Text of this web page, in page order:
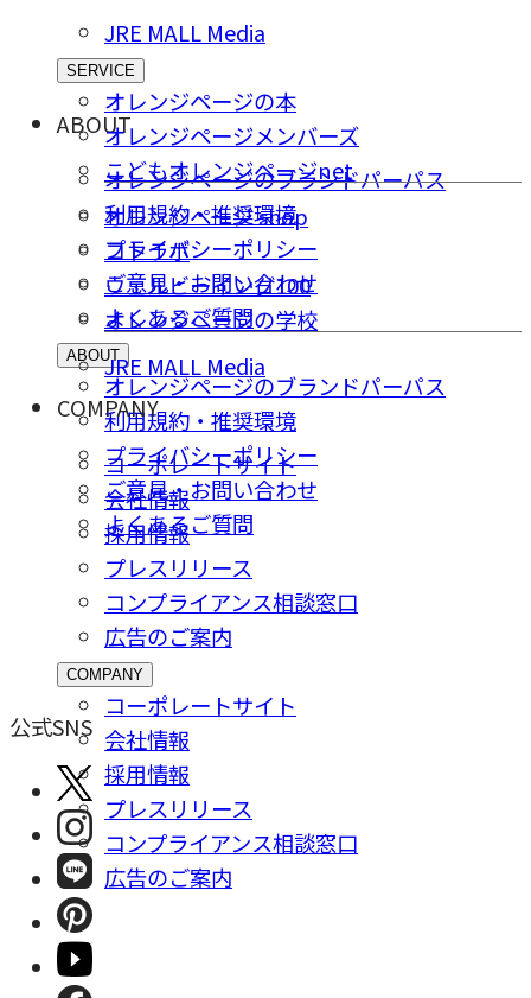
JRE MALL Media
SERVICE
オレンジページの本
オレンジページメンバーズ
こどもオレンジページnet
オレンジページ shop
コトラボ
ウェルビーイング100
オレンジページの学校
JRE MALL Media
ABOUT
オレンジページのブランドパーパス
利用規約・推奨環境
プライバシーポリシー
ご意⾒・お問い合わせ
よくあるご質問
ABOUT
オレンジページのブランドパーパス
利用規約・推奨環境
プライバシーポリシー
ご意⾒・お問い合わせ
よくあるご質問
COMPANY
コーポレートサイト
会社情報
採⽤情報
プレスリリース
コンプライアンス相談窓⼝
広告のご案内
COMPANY
コーポレートサイト
会社情報
採⽤情報
プレスリリース
コンプライアンス相談窓⼝
広告のご案内
公式SNS